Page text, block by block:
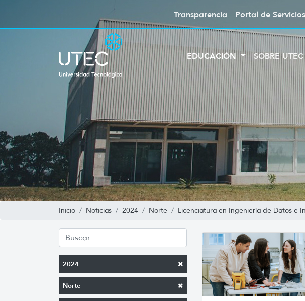
Transparencia Portal de Servicios
EDUCACIÓN SOBRE UTEC
Inicio Noticias 2024 Norte Licenciatura en Ingeniería de Datos e
2024
Norte